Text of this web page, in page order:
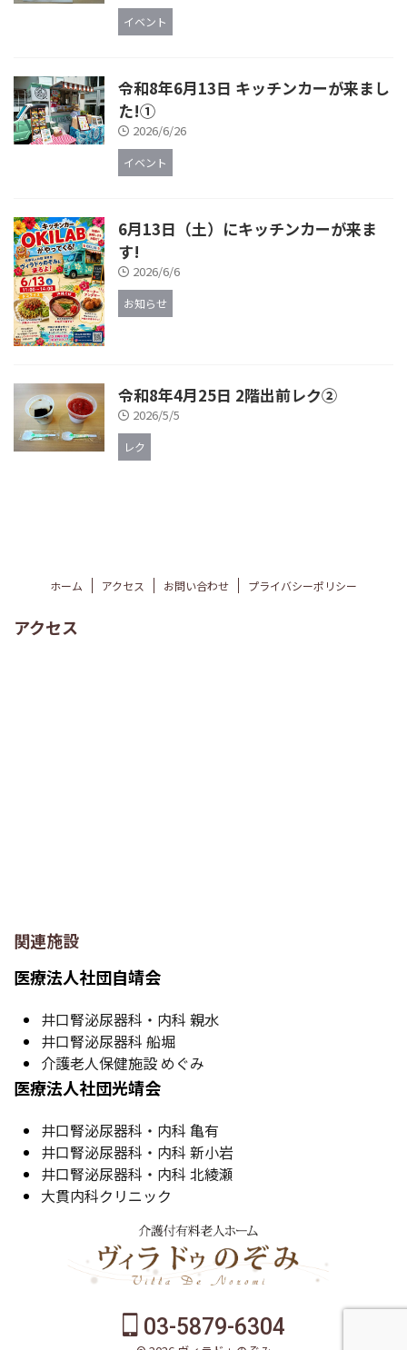
イベント
令和8年6月13日 キッチンカーが来まし
た!①
2026/6/26
イベント
6月13日（土）にキッチンカーが来ま
す!
2026/6/6
お知らせ
令和8年4月25日 2階出前レク②
2026/5/5
レク
ホーム アクセス お問い合わせ プライバシーポリシー
アクセス
関連施設
医療法人社団自靖会
井口腎泌尿器科・内科 親水
井口腎泌尿器科 船堀
介護老人保健施設 めぐみ
医療法人社団光靖会
井口腎泌尿器科・内科 亀有
井口腎泌尿器科・内科 新小岩
井口腎泌尿器科・内科 北綾瀬
大貫内科クリニック
03-5879-6304